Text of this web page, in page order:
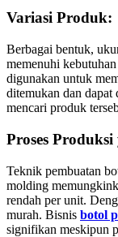
Variasi Produk:
Berbagai bentuk,
memenuhi
digunakan untuk
ditemukan dan
mencari produk
Proses
Teknik pembuatan
molding
rendah per unit.
murah. Bisnis botol
signifikan meskipun